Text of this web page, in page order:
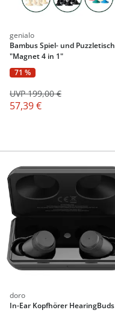
genialo
Bambus Spiel- und Puzzletisch
"Magnet 4 in 1"
71 %
57,39 €
UVP 199,00 €
doro
In-Ear Kopfhörer HearingBuds